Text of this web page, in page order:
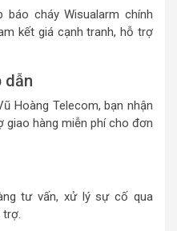
báo cháy Wisualarm chính
kết giá cạnh tranh, hỗ trợ
dẫn
Hoàng Telecom, bạn nhận
giao hàng miễn phí cho đơn
tư vấn, xử lý sự cố qua
trợ.